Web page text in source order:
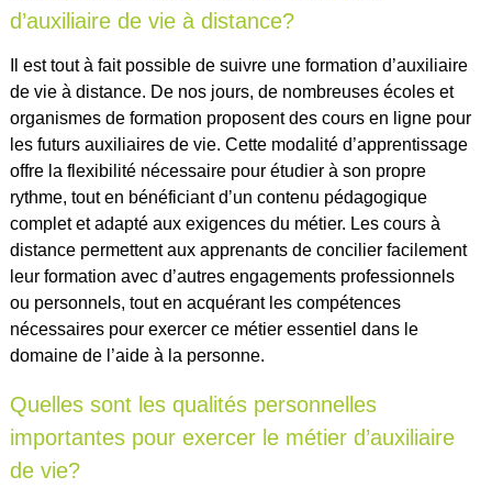
d’auxiliaire de vie à distance?
Il est tout à fait possible de suivre une formation d’auxiliaire
de vie à distance. De nos jours, de nombreuses écoles et
organismes de formation proposent des cours en ligne pour
les futurs auxiliaires de vie. Cette modalité d’apprentissage
offre la flexibilité nécessaire pour étudier à son propre
rythme, tout en bénéficiant d’un contenu pédagogique
complet et adapté aux exigences du métier. Les cours à
distance permettent aux apprenants de concilier facilement
leur formation avec d’autres engagements professionnels
ou personnels, tout en acquérant les compétences
nécessaires pour exercer ce métier essentiel dans le
domaine de l’aide à la personne.
Quelles sont les qualités personnelles
importantes pour exercer le métier d’auxiliaire
de vie?